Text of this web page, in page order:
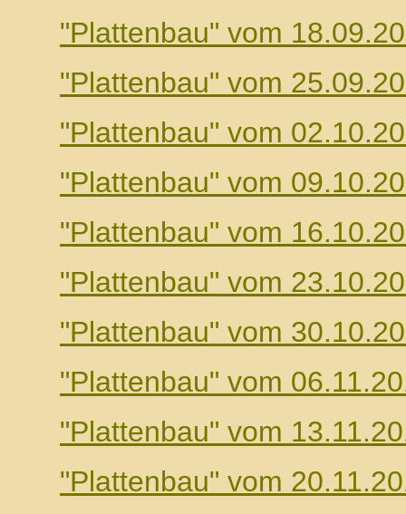
"Plattenbau" vom
"Plattenbau" vom
"Plattenbau" vom
"Plattenbau" vom
"Plattenbau" vom
"Plattenbau" vom
"Plattenbau" vom
"Plattenbau" vom
"Plattenbau" vom
"Plattenbau" vom